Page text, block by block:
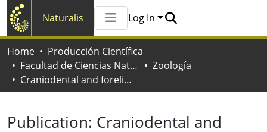
Naturalis
All of Naturalis
Log In
Home
Producción Científica
Facultad de Ciencias Naturales y Museo
Zoología
Craniodental and forelimb specializations for digging in the South American subterranean rodent Ctenomys (Hystricomorpha, Ctenomyidae)
Publication: Craniodental and